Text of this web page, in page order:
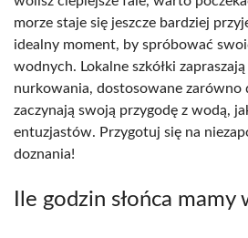
morze staje się jeszcze bardziej
idealny moment, by spróbować
wodnych. Lokalne szkółki
nurkowania, dostosowane zarówno
zaczynają swoją przygodę z wodą,
entuzjastów. Przygotuj się na
doznania!
Ile godzin słońca mamy